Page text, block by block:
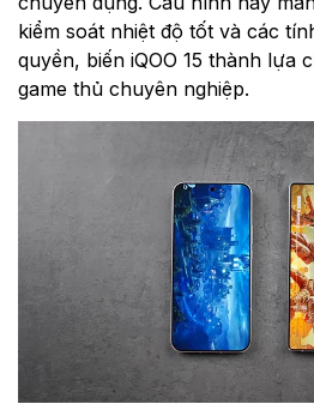
kiểm soát nhiệt độ tốt và các
quyền, biến iQOO 15 thành lựa
game thủ chuyên nghiệp.